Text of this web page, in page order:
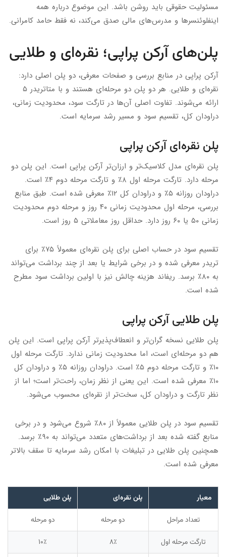
مسئولیت حقوقی باید روشن باشد. این موضوع درباره همه
اینفلوئنسرها و مدرس‌های مالی صدق می‌کند، نه فقط حامد کامرانی.
پلن‌های آرکن پراپی؛ نقره‌ای و طلایی
آرکن پراپی در منابع بررسی و صفحات معرفی، دو پلن اصلی دارد:
نقره‌ای و طلایی. هر دو پلن دو مرحله‌ای هستند و با متاتریدر ۵
ارائه می‌شوند. تفاوت اصلی آن‌ها در تارگت سود، محدودیت زمانی،
دراودان کل، تقسیم سود و مسیر رشد سرمایه است.
پلن نقره‌ای آرکن پراپی
پلن نقره‌ای مدل کلاسیک‌تر و ارزان‌تر آرکن پراپی است. این پلن دو
مرحله دارد. تارگت مرحله اول ۸٪ و تارگت مرحله دوم ۴٪ است.
دراودان روزانه ۵٪ و دراودان کل ۱۲٪ معرفی شده است. طبق منابع
بررسی، مرحله اول محدودیت زمانی ۴۰ روز و مرحله دوم محدودیت
زمانی ۵۰ یا ۶۰ روز دارد. حداقل روز معاملاتی ۵ روز است.
تقسیم سود در حساب اصلی برای پلن نقره‌ای معمولاً ۷۵٪ برای
تریدر معرفی شده و در برخی شرایط یا بعد از چند برداشت می‌تواند
به ۸۰٪ برسد. ریفاند هزینه چالش نیز با اولین برداشت سود مطرح
شده است.
پلن طلایی آرکن پراپی
پلن طلایی نسخه گران‌تر و انعطاف‌پذیرتر آرکن پراپی است. این پلن
هم دو مرحله‌ای است، اما محدودیت زمانی ندارد. تارگت مرحله اول
۱۰٪ و تارگت مرحله دوم ۵٪ است. دراودان روزانه ۵٪ و دراودان کل
۱۰٪ معرفی شده است. این یعنی از نظر زمان، راحت‌تر است؛ اما از
نظر تارگت و دراودان کل، سخت‌تر از نقره‌ای محسوب می‌شود.
تقسیم سود در پلن طلایی معمولاً از ۸۰٪ شروع می‌شود و در برخی
منابع گفته شده بعد از برداشت‌های متعدد می‌تواند به ۹۰٪ برسد.
همچنین پلن طلایی در تبلیغات با امکان رشد سرمایه تا سقف بالاتر
معرفی شده است.
معیار پلن نقره‌ای پلن طلایی
تعداد مراحل دو مرحله دو مرحله
تارگت مرحله اول ۸٪ ۱۰٪